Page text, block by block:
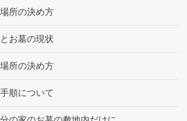
所の決め方
お墓の現状
所の決め方
順について